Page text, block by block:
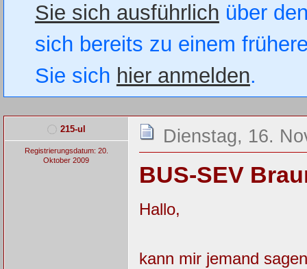
Sie sich ausführlich über
sich bereits zu einem
Sie sich hier anmelden.
215-ul
Registrierungsdatum: 20.
Oktober 2009
Dienstag, 16.
BUS-SEV
Hallo,
kann mir jemand